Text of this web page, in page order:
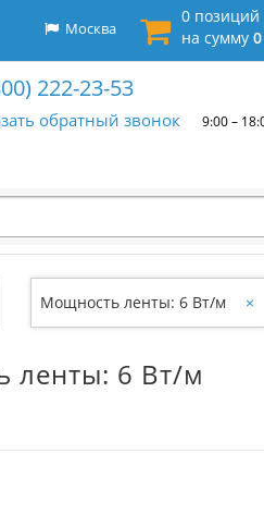
0 позиций
на сумму
Москва
222-23-53
обратный звонок 9:00 –
Мощность ленты: 6 Вт/м ×
ленты: 6 Вт/м